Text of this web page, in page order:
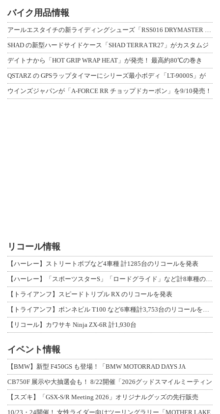
バイク用品情報
アールエスタイチの新ライディングシューズ「RSS016 DRYMASTER スト
SHAD の新型ハードサイドケース「SHAD TERRA TR27」がカスタムジ
デイトナから「HOT GRIP WRAP HEAT」が発売！ 最高約80℃の巻き
QSTARZ の GPSラップタイマーにシリーズ最小ボディ「LT-9000S」が
ウインズジャパンが「A-FORCE RR チョップドカーボン」を9/10発売！
リコール情報
【ハーレー】ストリートボブなど4車種 計1285台のリコールを発表
【ハーレー】「スポーツスターS」「ロードグライド」など計8車種のリコールを発表
【トライアンフ】スピードトリプル RX のリコールを発表
【トライアンフ】ボンネビル T100 など6車種計3,753台のリコールを発表
【リコール】カワサキ Ninja ZX-6R 計1,930台
イベント情報
【BMW】新型 F450GS も登場！「BMW MOTORRAD DAYS JA
CB750F 展示や大抽選会も！ 8/22開催「2026グッドスマイルミーティン
【スズキ】「GSX-S/R Meeting 2026」オリジナルグッズの先行販売
10/23・24開催！ 女性ライダー向けツーリングラリー「MOTHER LAKE